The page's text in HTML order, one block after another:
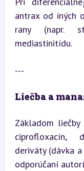
antrax od iných
rany (napr.
mediastinitídu.
---
Liečba a
Základom
ciprofloxacín,
deriváty (dávka
odporúčaní